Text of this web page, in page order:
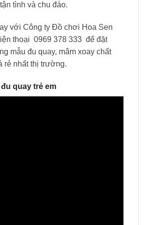
tình và chu đáo.
với Công ty Đồ chơi Hoa Sen
thoại 0969 378 333 để đặt
mẫu đu quay, mâm xoay chất
rẻ nhất thị trường.
quay trẻ em